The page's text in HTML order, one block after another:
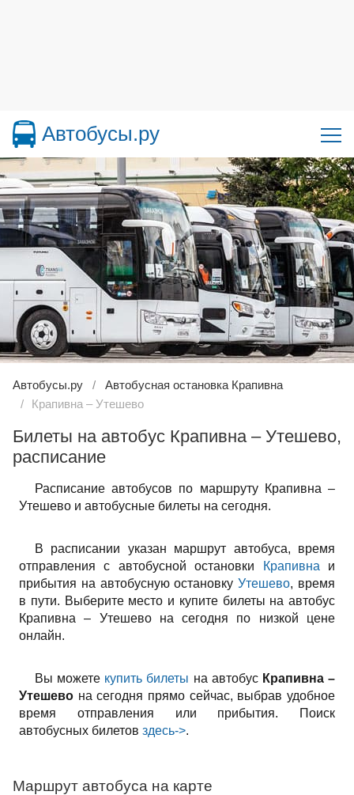
Автобусы.ру
Автобусы.ру
Автобусная остановка Крапивна
Крапивна – Утешево
Билеты на автобус Крапивна – Утешево,
расписание
Расписание автобусов по маршруту Крапивна –
Утешево и автобусные билеты на сегодня.
В расписании указан маршрут автобуса, время
отправления с автобусной остановки
Крапивна и
прибытия на автобусную остановкуУтешево, время
в пути. Выберите место и купите билеты на автобус
Крапивна – Утешево на сегодня по низкой цене
онлайн.
Вы можете купить билеты на автобус Крапивна –
Утешево на сегодня прямо сейчас, выбрав удобное
время отправления или прибытия. Поиск
автобусных билетов здесь->.
Маршрут автобуса на карте